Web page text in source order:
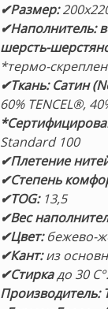
✔Размер:
✔Наполнитель:
шерсть-
*термо-
✔Ткань: Сатин
60% TENCEL®,
Standard 100
✔Плетение
✔Степень
✔TOG: 13,5
✔Вес
✔Цвет:бежево-
✔Кант:из
✔Стиркадо 30 С°.
Производитель: